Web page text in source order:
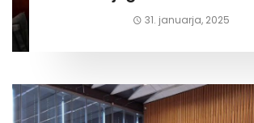
današnjega«
31. januarja, 2025